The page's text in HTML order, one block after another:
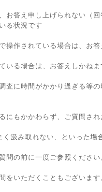
お答え申し上げられない（
る状況です
作されている場合は、お答
いる場合は、お答えしかねま
査に時間がかかり過ぎる等
にもかかわらず、ご質問さ
汲み取れない、といった場
問の前に一度ご参照ください
をいただくこともございます